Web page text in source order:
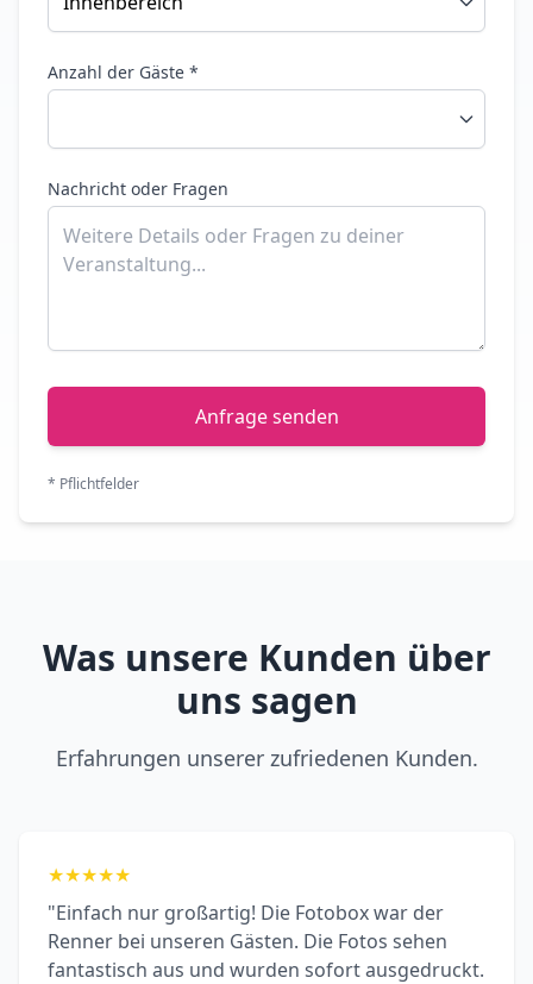
Anzahl der Gäste *
Nachricht oder Fragen
Anfrage senden
* Pflichtfelder
Was unsere Kunden über
uns sagen
Erfahrungen unserer zufriedenen Kunden.
★★★★★
"Einfach nur großartig! Die Fotobox war der
Renner bei unseren Gästen. Die Fotos sehen
fantastisch aus und wurden sofort ausgedruckt.